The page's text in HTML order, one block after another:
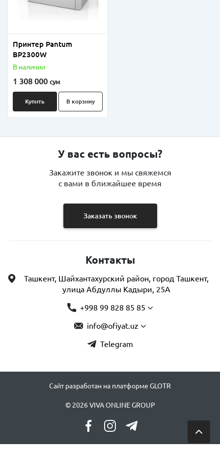
Принтер Pantum
BP2300W
В наличии
1 308 000 сум
Купить В корзину
У вас есть вопросы?
Закажите звонок и мы свяжемся
с вами в ближайшее время
Заказать звонок
Контакты
Ташкент, Шайхантахурский район, город Ташкент,
улица Абдуллы Кадыри, 25А
+998 99 828 85 85
info@ofiyat.uz
Telegram
Сайт разработан на платформе GLOTR
© 2026 VIVA ONLINE GROUP